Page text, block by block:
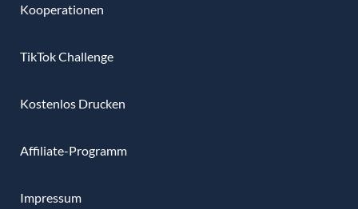
Kooperationen
TikTok Challenge
Kostenlos Drucken
Affiliate-Programm
Impressum